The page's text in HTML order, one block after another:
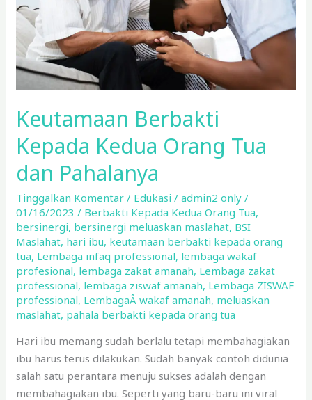
Keutamaan Berbakti
Kepada Kedua Orang Tua
dan Pahalanya
Tinggalkan Komentar / Edukasi /admin2 only/
01/16/2023/ Berbakti Kepada Kedua Orang Tua,
bersinergi, bersinergi meluaskan maslahat, BSI
Maslahat, hari ibu, keutamaan berbakti kepada orang
tua, Lembaga infaq professional, lembaga wakaf
profesional, lembaga zakat amanah, Lembaga zakat
professional, lembaga ziswaf amanah, Lembaga ZISWAF
professional, LembagaÂ wakaf amanah, meluaskan
maslahat, pahala berbakti kepada orang tua
Hari ibu memang sudah berlalu tetapi membahagiakan
ibu harus terus dilakukan. Sudah banyak contoh didunia
salah satu perantara menuju sukses adalah dengan
membahagiakan ibu. Seperti yang baru-baru ini viral
dan
Pahalanya